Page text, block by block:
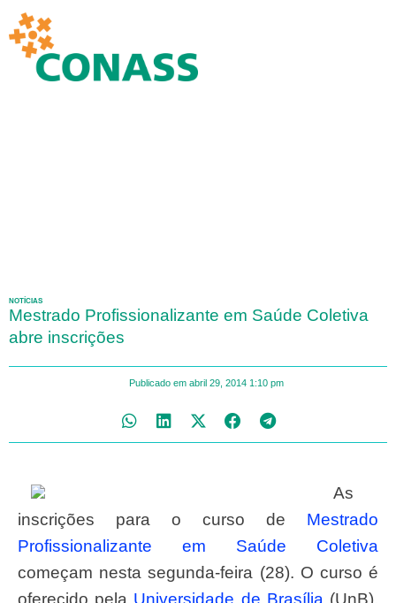
NOTÍCIAS
Mestrado Profissionalizante em Saúde Coletiva
abre inscrições
Publicado em abril 29, 2014 1:10 pm
As
inscrições para o curso de Mestrado
Profissionalizante em Saúde Coletiva
começam nestasegunda-feira (28). O curso é
oferecido pela Universidade de Brasília(UnB),